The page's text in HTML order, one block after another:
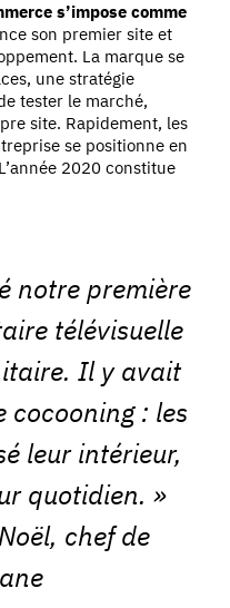
s’impose comme
son premier site et
La marque se
une stratégie
tester le marché,
site. Rapidement, les
se positionne en
2020 constitue
notre première
télévisuelle
Il y avait
cocooning : les
leur intérieur,
quotidien. »
chef de